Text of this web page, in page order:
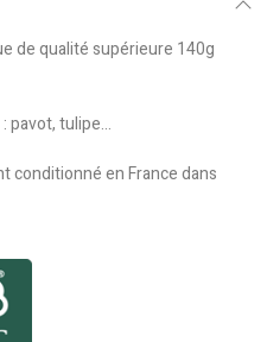
de qualité supérieure 140g
pavot, tulipe...
conditionné en France dans